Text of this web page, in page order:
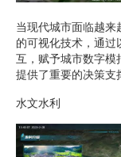
当现代城市面临越
的可视化技术，通
互，赋予城市数字模
提供了重要的决策支
水文水利